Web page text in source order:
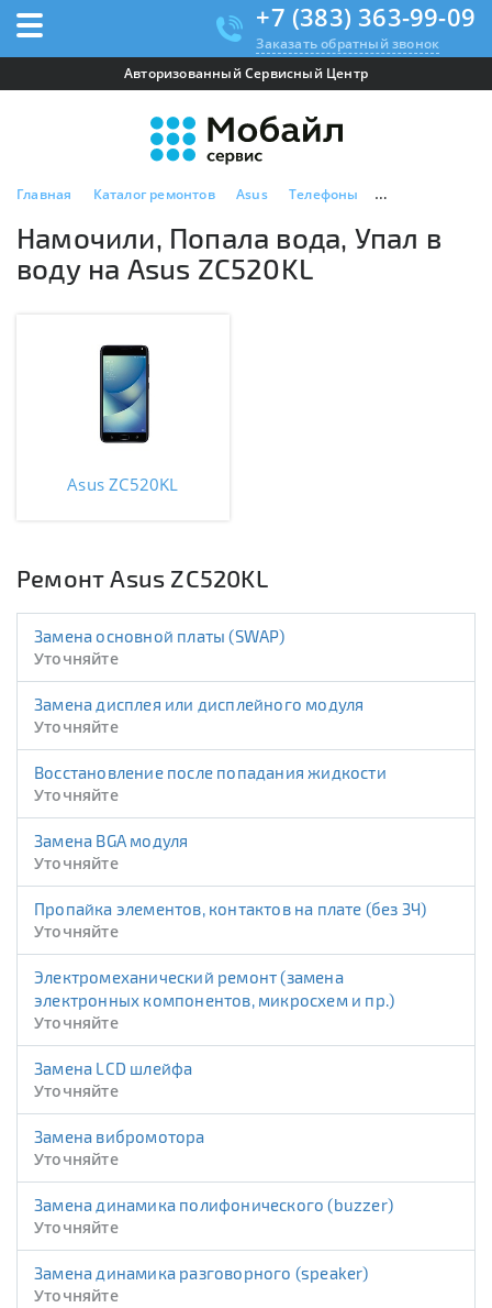
+7 (383) 363-99-09
Заказать обратный звонок
Авторизованный Сервисный Центр
Главная Каталог ремонтов Asus Телефоны Asus ZC520KL
Намочили, Попала вода, Упал в
воду на Asus ZC520KL
Asus ZC520KL
Ремонт Asus ZC520KL
Замена основной платы (SWAP)
Уточняйте
Замена дисплея или дисплейного модуля
Уточняйте
Восстановление после попадания жидкости
Уточняйте
Замена BGA модуля
Уточняйте
Пропайка элементов, контактов на плате (без ЗЧ)
Уточняйте
Электромеханический ремонт (замена
электронных компонентов, микросхем и пр.)
Уточняйте
Замена LCD шлейфа
Уточняйте
Замена вибромотора
Уточняйте
Замена динамика полифонического (buzzer)
Уточняйте
Замена динамика разговорного (speaker)
Уточняйте